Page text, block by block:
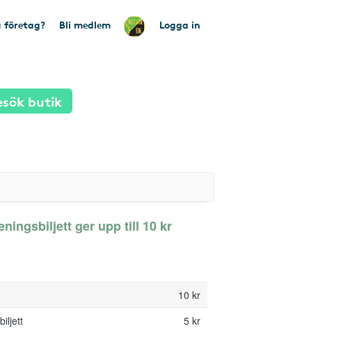
företag? Bli medlem Logga in
butik
ger upp till 10 kr
10 kr
5 kr